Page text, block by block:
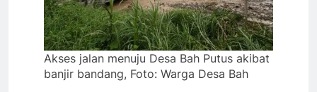
Akses jalan menuju Desa Bah Putus akibat
banjir bandang, Foto: Warga Desa Bah